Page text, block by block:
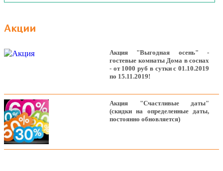
Акции
Акция "Выгодная осень" -
гостевые комнаты Дома в соснах
- от 1000 руб в сутки с 01.10.2019
по 15.11.2019!
Акция "Счастливые даты"
(скидки на определенные даты,
постоянно обновляется)